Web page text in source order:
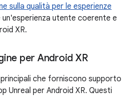
sulla qualità per le esperienze
utente coerente e
XR.
per Android XR
che forniscono supporto
Unreal per Android XR. Questi